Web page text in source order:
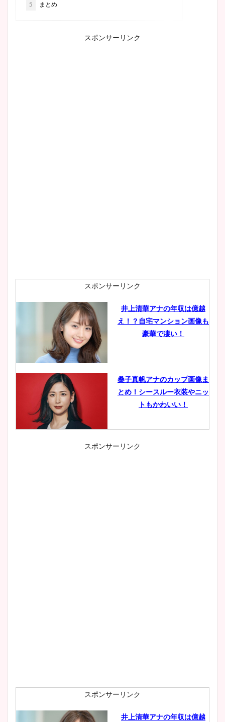
5 まとめ
スポンサーリンク
スポンサーリンク
井上清華アナの年収は億越
え！？自宅マンション画像も
豪華で凄い！
桑子真帆アナのカップ画像ま
とめ！シースルー衣装やニッ
トもかわいい！
小室瑛莉子のカップ画像まと
肉も凄い！
スポンサーリンク
スポンサーリンク
井上清華アナの年収は億越